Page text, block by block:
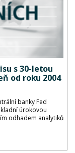
s 30-letou
od roku 2004
banky Fed
úrokovou
odhadem analytiků